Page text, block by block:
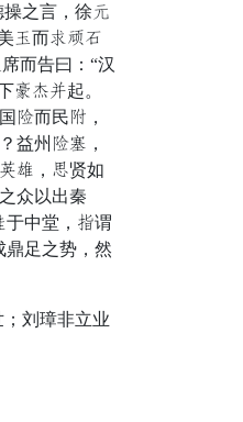
之言，徐嫁
攻而怨领铃
而告曰：“汉
惑逼葬起。
盛而民屡，
益州盛母，
粮，醒贤如
众以出秦
于中堂，敌谓
鼎足之势，然
刘璋非立业